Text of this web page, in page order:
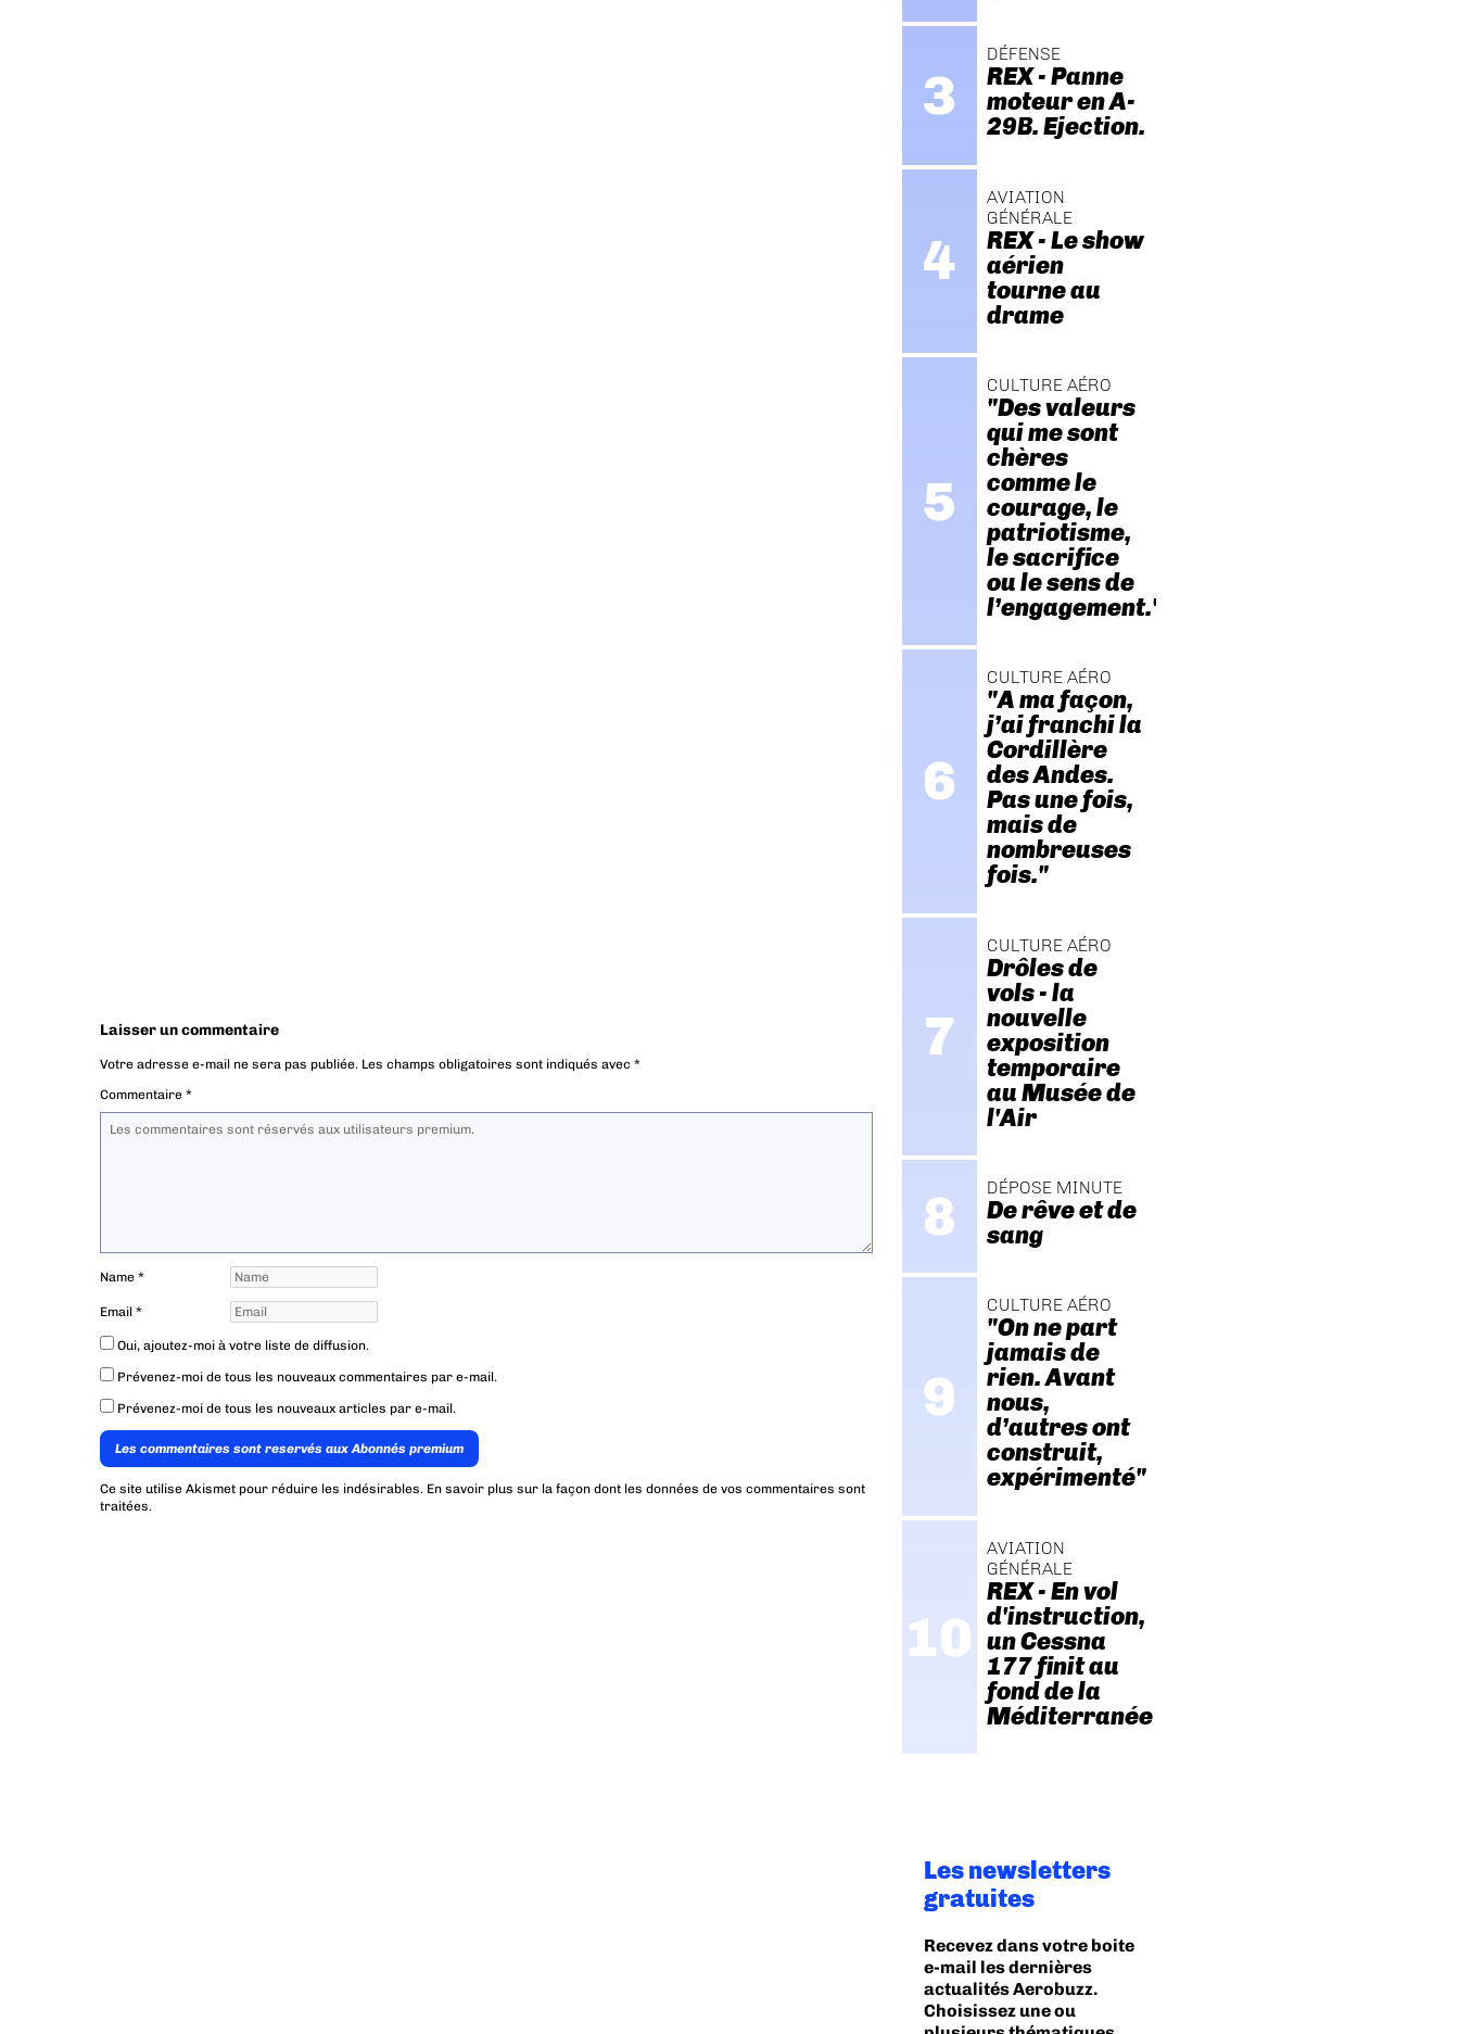
Laisser un commentaire
Votre adresse e-mail ne sera pas publiée. Les champs obligatoires sont indiqués avec *
Commentaire *
Name *
Email *
Oui, ajoutez-moi à votre liste de diffusion.
Prévenez-moi de tous les nouveaux commentaires par e-mail.
Prévenez-moi de tous les nouveaux articles par e-mail.
Les commentaires sont reservés aux Abonnés premium
Ce site utilise Akismet pour réduire les indésirables. En savoir plus sur la façon dont les données de vos commentaires sont
traitées.
DÉFENSE
REX - Panne
moteur en A-
29B. Ejection.
AVIATION
GÉNÉRALE
REX - Le show
aérien
tourne au
drame
CULTURE AÉRO
"Des valeurs
qui me sont
chères
comme le
courage, le
patriotisme,
le sacrifice
ou le sens de
l’engagement."
CULTURE AÉRO
"A ma façon,
j’ai franchi la
Cordillère
des Andes.
Pas une fois,
mais de
nombreuses
fois."
CULTURE AÉRO
Drôles de
vols - la
nouvelle
exposition
temporaire
au Musée de
l'Air
DÉPOSE MINUTE
De rêve et de
sang
CULTURE AÉRO
"On ne part
jamais de
rien. Avant
nous,
d’autres ont
construit,
expérimenté"
AVIATION
GÉNÉRALE
REX - En vol
d'instruction,
un Cessna
177 finit au
fond de la
Méditerranée
Les newsletters
gratuites
Recevez dans votre boite
e-mail les dernières
actualités Aerobuzz.
Choisissez une ou